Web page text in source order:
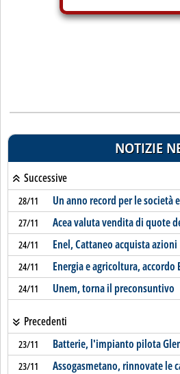
NOTIZIE
Successive
28/11 Un anno record per le società
27/11 Acea valuta vendita di quote
24/11 Enel, Cattaneo acquista azioni
24/11 Energia e agricoltura,
24/11 Unem, torna il preconsuntivo
Precedenti
23/11 Batterie, l'impianto pilota
23/11 Assogasmetano, rinnovate le